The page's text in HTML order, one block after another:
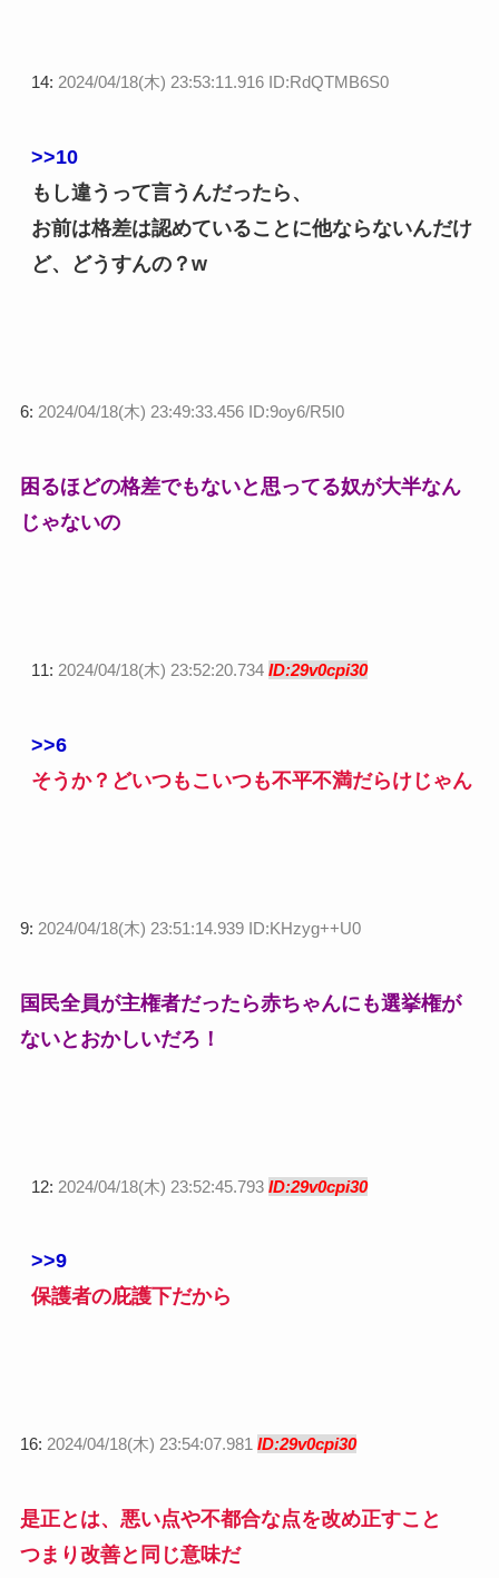
14: 2024/04/18(木) 23:53:11.916 ID:RdQTMB6S0
>>10
もし違うって言うんだったら、
お前は格差は認めていることに他ならないんだけ
ど、どうすんの？w
6: 2024/04/18(木) 23:49:33.456 ID:9oy6/R5I0
困るほどの格差でもないと思ってる奴が大半なん
じゃないの
11: 2024/04/18(木) 23:52:20.734 ID:29v0cpi30
>>6
そうか？どいつもこいつも不平不満だらけじゃん
9: 2024/04/18(木) 23:51:14.939 ID:KHzyg++U0
国民全員が主権者だったら赤ちゃんにも選挙権が
ないとおかしいだろ！
12: 2024/04/18(木) 23:52:45.793 ID:29v0cpi30
>>9
保護者の庇護下だから
16: 2024/04/18(木) 23:54:07.981 ID:29v0cpi30
是正とは、悪い点や不都合な点を改め正すこと
つまり改善と同じ意味だ